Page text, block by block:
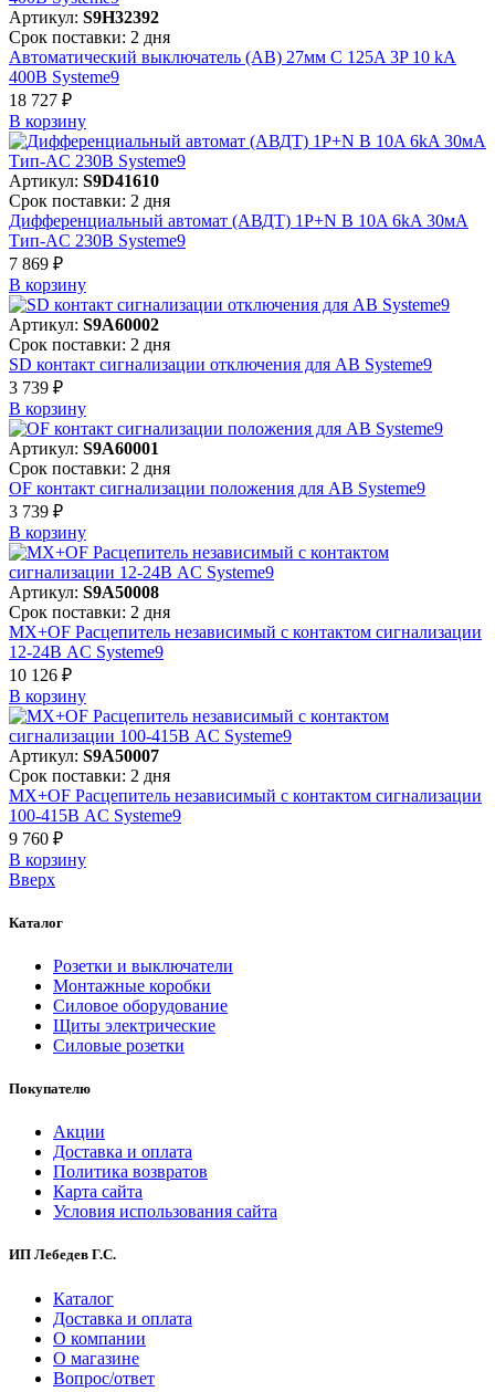
Артикул: S9H32392
Срок поставки: 2 дня
Автоматический выключатель (АВ) 27мм C 125A 3P 10 kA
400В Systeme9
18 727 ₽
В корзинy
Артикул: S9D41610
Срок поставки: 2 дня
Дифференциальный автомат (АВДТ) 1P+N B 10A 6kA 30мА
Тип-AC 230В Systeme9
7 869 ₽
В корзинy
Артикул: S9A60002
Срок поставки: 2 дня
SD контакт сигнализации отключения для АВ Systeme9
3 739 ₽
В корзинy
Артикул: S9A60001
Срок поставки: 2 дня
OF контакт сигнализации положения для АВ Systeme9
3 739 ₽
В корзинy
Артикул: S9A50008
Срок поставки: 2 дня
MX+OF Расцепитель независимый с контактом сигнализации
12-24В AC Systeme9
10 126 ₽
В корзинy
Артикул: S9A50007
Срок поставки: 2 дня
MX+OF Расцепитель независимый с контактом сигнализации
100-415В AC Systeme9
9 760 ₽
В корзинy
Вверх
Каталог
Розетки и выключатели
Монтажные коробки
Силовое оборудование
Щиты электрические
Силовые розетки
Покупателю
Акции
Доставка и оплата
Политика возвратов
Карта сайта
Условия использования сайта
ИП Лебедев Г.С.
Каталог
Доставка и оплата
О компании
О магазине
Вопрос/ответ